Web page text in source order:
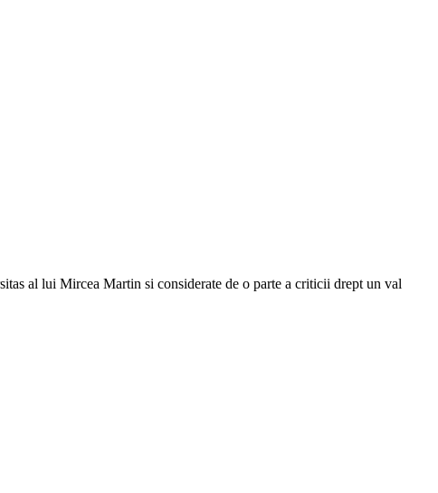
al lui Mircea Martin si considerate de o parte a criticii drept un val